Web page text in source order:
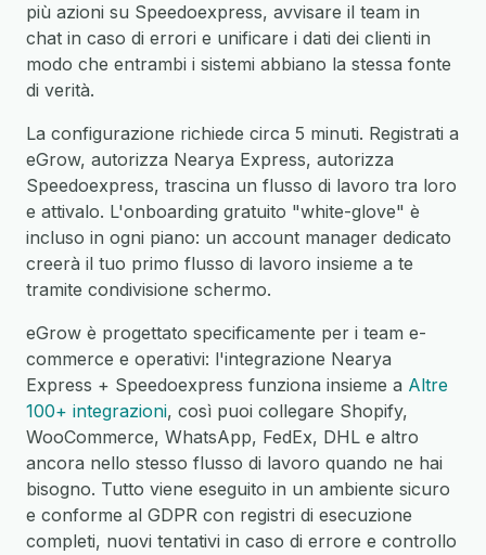
più azioni su Speedoexpress, avvisare il team in
chat in caso di errori e unificare i dati dei clienti in
modo che entrambi i sistemi abbiano la stessa fonte
di verità.
La configurazione richiede circa 5 minuti. Registrati a
eGrow, autorizza Nearya Express, autorizza
Speedoexpress, trascina un flusso di lavoro tra loro
e attivalo. L'onboarding gratuito "white-glove" è
incluso in ogni piano: un account manager dedicato
creerà il tuo primo flusso di lavoro insieme a te
tramite condivisione schermo.
eGrow è progettato specificamente per i team e-
commerce e operativi: l'integrazione Nearya
Express + Speedoexpress funziona insieme a Altre
100+ integrazioni, così puoi collegare Shopify,
WooCommerce, WhatsApp, FedEx, DHL e altro
ancora nello stesso flusso di lavoro quando ne hai
bisogno. Tutto viene eseguito in un ambiente sicuro
e conforme al GDPR con registri di esecuzione
completi, nuovi tentativi in caso di errore e controllo